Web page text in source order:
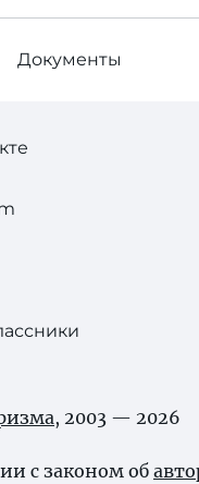
Документы
, 2003 — 2026
с законом об